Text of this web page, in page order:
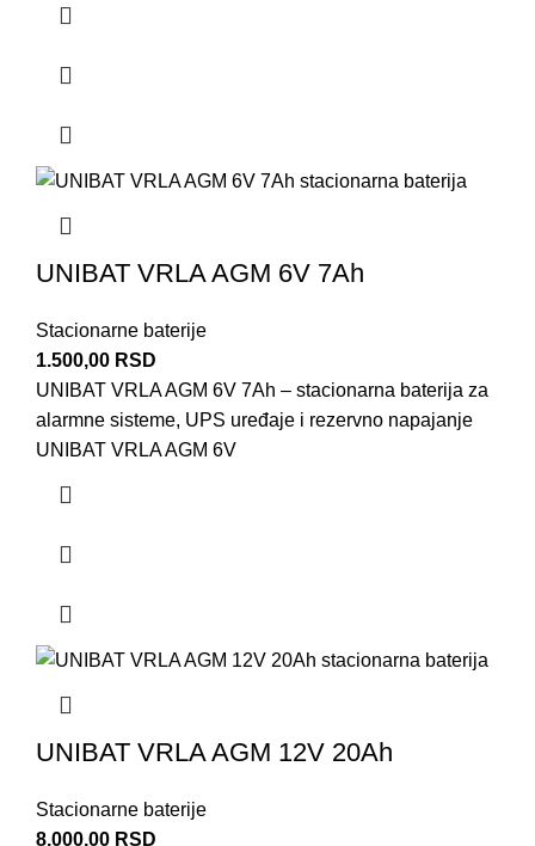
UNIBAT VRLA AGM 6V 7Ah
Stacionarne baterije
1.500,00 RSD
UNIBAT VRLA AGM 6V 7Ah – stacionarna baterija za
alarmne sisteme, UPS uređaje i rezervno napajanje
UNIBAT VRLA AGM 6V
UNIBAT VRLA AGM 12V 20Ah
Stacionarne baterije
8.000,00 RSD